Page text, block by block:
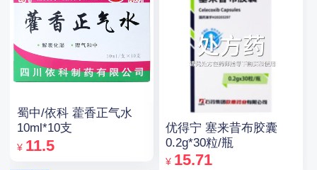
蜀中/依科 藿香正气水
10ml*10支
¥ 11.5
优得宁 塞来昔布胶囊
0.2g*30粒/瓶
¥ 15.71